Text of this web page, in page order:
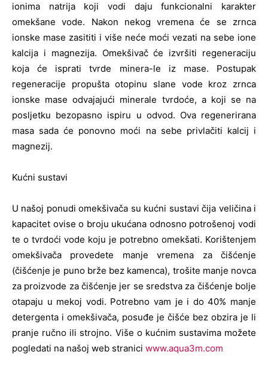
ionima natrija koji vodi daju funkcionalni karakter
omekšane vode. Nakon nekog vremena će se zrnca
ionske mase zasititi i više neće moći vezati na sebe ione
kalcija i magnezija. Omekšivač će izvršiti regeneraciju
koja će isprati tvrde minera-le iz mase. Postupak
regeneracije propušta otopinu slane vode kroz zrnca
ionske mase odvajajući minerale tvrdoće, a koji se na
posljetku bezopasno ispiru u odvod. Ova regenerirana
masa sada će ponovno moći na sebe privlačiti kalcij i
magnezij.
Kućni sustavi
U našoj ponudi omekšivača su kućni sustavi čija veličina i
kapacitet ovise o broju ukućana odnosno potrošenoj vodi
te o tvrdoći vode koju je potrebno omekšati. Korištenjem
omekšivača provedete manje vremena za čišćenje
(čišćenje je puno brže bez kamenca), trošite manje novca
za proizvode za čišćenje jer se sredstva za čišćenje bolje
otapaju u mekoj vodi. Potrebno vam je i do 40% manje
detergenta i omekšivača, posuđe je čišće bez obzira je li
pranje ručno ili strojno. Više o kućnim sustavima možete
pogledati na našoj web stranici www.aqua3m.com